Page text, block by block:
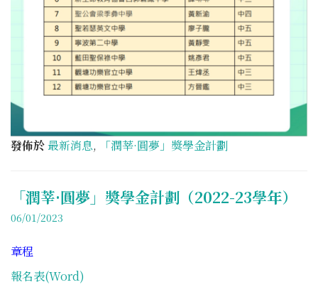
發佈於最新消息, 「潤莘·圓夢」獎學金計劃
「潤莘·圓夢」獎學金計劃（2022-23學年）
06/01/2023
章程
報名表(Word)